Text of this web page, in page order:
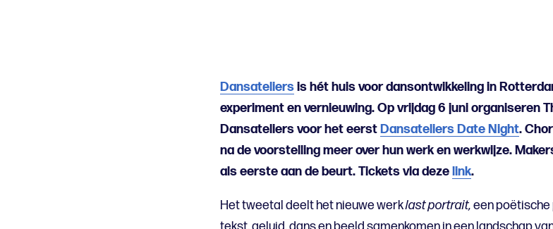
Dansateliers is hét huis voor dansontwikkeling in
experiment en vernieuwing. Op vrijdag 6 juni organiseren
Dansateliers voor het eerst Dansateliers Date Night.
na de voorstelling meer over hun werk en werkwijze.
als eerste aan de beurt. Tickets via deze link.
Het tweetal deelt het nieuwe werklast portrait,een